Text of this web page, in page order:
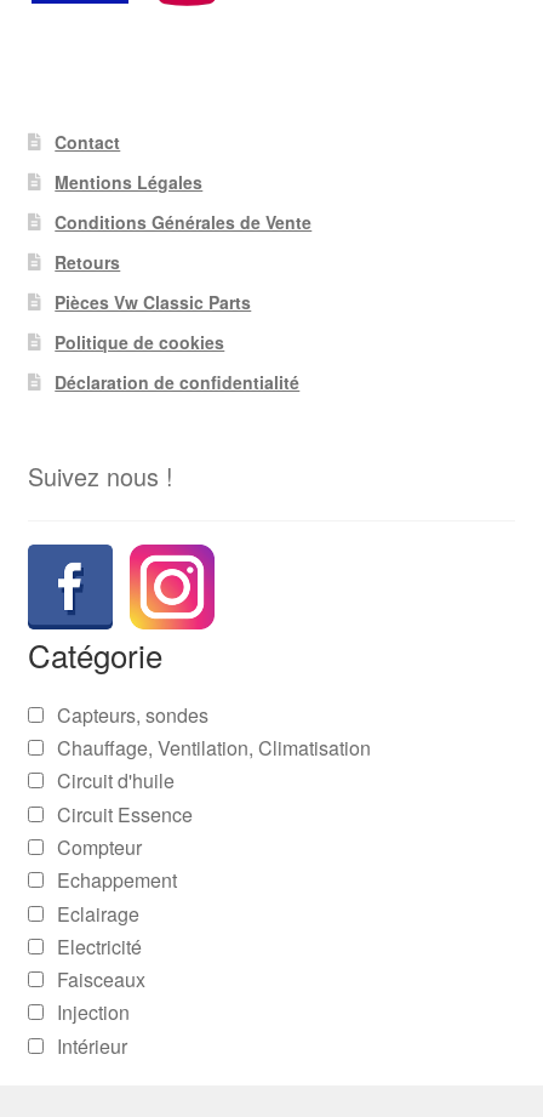
Contact
Mentions Légales
Conditions Générales de Vente
Retours
Pièces Vw Classic Parts
Politique de cookies
Déclaration de confidentialité
Suivez nous !
Catégorie
Capteurs, sondes
Chauffage, Ventilation, Climatisation
Circuit d'huile
Circuit Essence
Compteur
Echappement
Eclairage
Electricité
Faisceaux
Injection
Intérieur